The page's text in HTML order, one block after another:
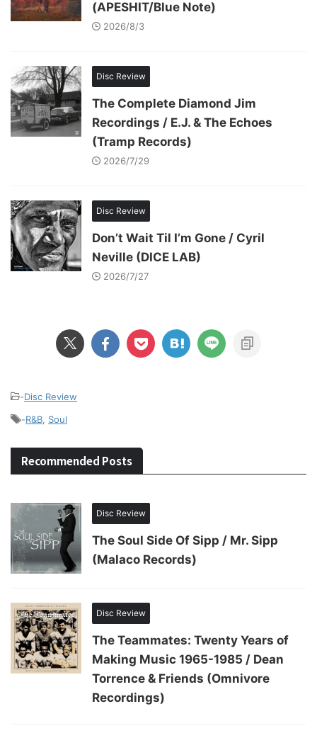
(APESHIT/Blue Note)
2026/8/3
Disc Review
The Complete Diamond Jim
Recordings / E.J. & The Echoes
(Tramp Records)
2026/7/29
Disc Review
Don’t Wait Til I’m Gone / Cyril
Neville (DICE LAB)
2026/7/27
-Disc Review
-R&B Soul
Recommended Posts
Disc Review
The Soul Side Of Sipp / Mr. Sipp
(Malaco Records)
Disc Review
The Teammates: Twenty Years of
Making Music 1965-1985 / Dean
Torrence & Friends (Omnivore
Recordings)